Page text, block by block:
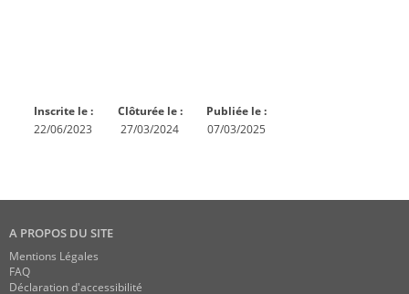
Inscrite le :
22/06/2023
Clôturée le :
27/03/2024
Publiée le :
07/03/2025
A PROPOS DU SITE
Mentions Légales
FAQ
Déclaration d'accessibilité